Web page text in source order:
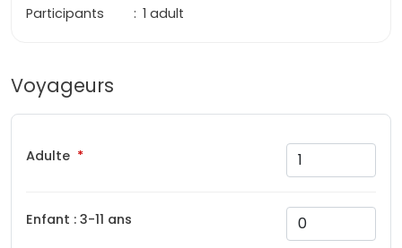
Voyageurs
Adulte
Enfant : 3-11 ans
Participants : 1 adult